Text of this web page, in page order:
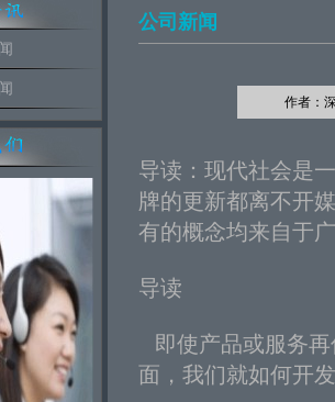
公司新闻
作者：
导读：现代社会是
牌的更新都离不开
有的概念均来自于
导读
即使产品或服务再
面，我们就如何开